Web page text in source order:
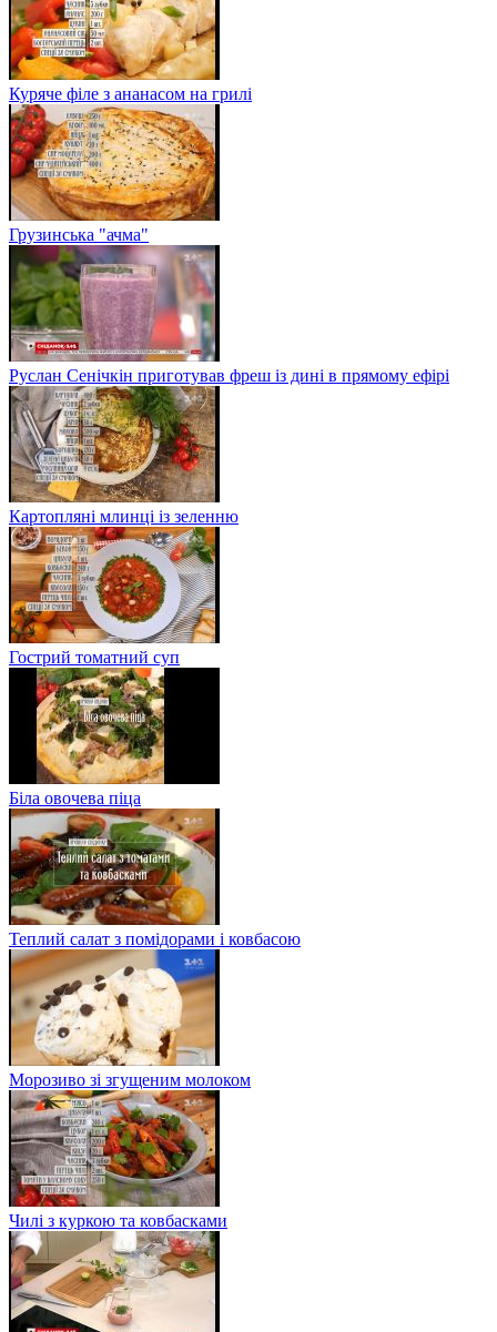
Куряче філе з ананасом на грилі
Грузинська "ачма"
Руслан Сенічкін приготував фреш із дині в прямому ефірі
Картопляні млинці із зеленню
Гострий томатний суп
Біла овочева піца
Теплий салат з помідорами і ковбасою
Морозиво зі згущеним молоком
Чилі з куркою та ковбасками